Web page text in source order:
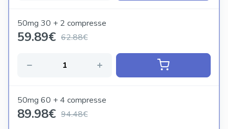
50mg 30 + 2 compresse
59.89€ 62.88€
50mg 60 + 4 compresse
89.98€ 94.48€